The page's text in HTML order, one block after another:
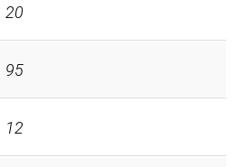
20
95
12